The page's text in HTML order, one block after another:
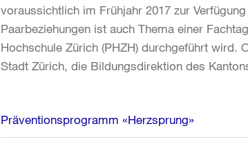
voraussichtlich im Frühjahr 2017 zur
Paarbeziehungen ist auch Thema einer
Hochschule Zürich (PHZH) durchgeführt wird.
Stadt Zürich, die Bildungsdirektion des
Weitere
Informationen
Präventionsprogramm «Herzsprung»